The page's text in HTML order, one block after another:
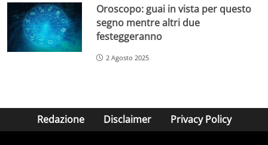
Oroscopo: guai in vista per questo
segno mentre altri due
festeggeranno
2 Agosto 2025
Redazione Disclaimer Privacy Policy